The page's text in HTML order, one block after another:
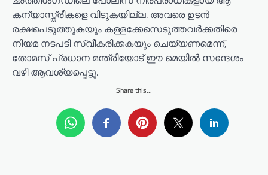
കന്യാസ്ത്രീകളെ വിടുകയില്ല. അവരെ ഉടൻ
രക്ഷപെടുത്തുകയും കള്ളക്കേസെടുത്തവർക്കതിരെ
നിയമ നടപടി സ്വീകരിക്കകയും ചെയ്യണമെന്ന്,
തോമസ് പ്രധാന മന്ത്രിയോട് ഈ മെയിൽ സന്ദേശം
വഴി ആവശ്യപ്പെട്ടു.
Share this...